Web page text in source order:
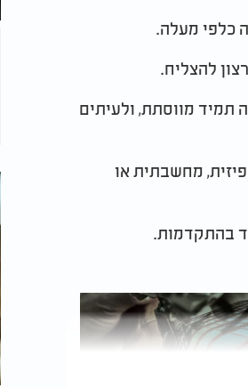
כלפי מעלה.
להצליח.
תמיד מווסתת, ולעיתים
מחשבתית או
בהתקדמות.